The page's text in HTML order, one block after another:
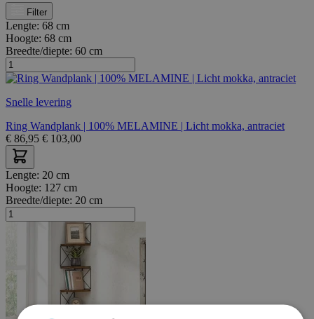
Filter
Lengte: 68 cm
Hoogte: 68 cm
Breedte/diepte: 60 cm
Snelle levering
Ring Wandplank | 100% MELAMINE | Licht mokka, antraciet
€ 86,95 € 103,00
Lengte: 20 cm
Hoogte: 127 cm
Breedte/diepte: 20 cm